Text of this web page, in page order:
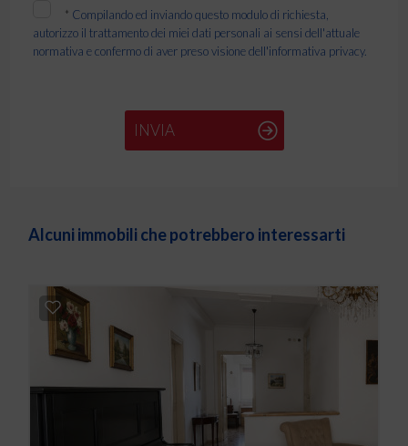
* Compilando ed inviando questo modulo di richiesta,
autorizzo il trattamento dei miei dati personali ai sensi dell'attuale
normativa e confermo di aver preso visione dell'informativa privacy.
INVIA
Alcuni immobili che potrebbero interessarti